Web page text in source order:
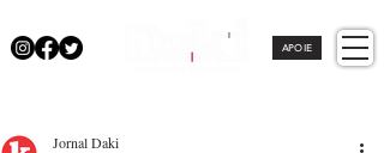
APOIE
Jornal Daki